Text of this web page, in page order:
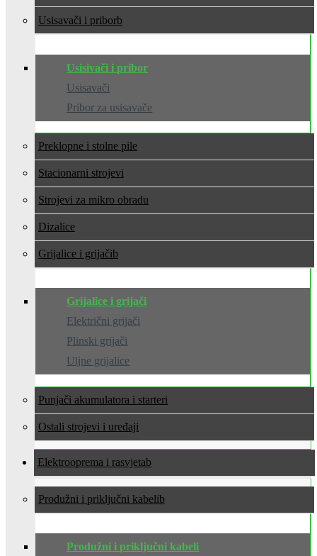
Usisavači i pribor
Usisivači i pribor
Usisavači
Pribor za usisavače
Preklopne i stolne pile
Stacionarni strojevi
Strojevi za mikro obradu
Dizalice
Grijalice i grijači
Grijalice i grijači
Električni grijači
Plinski grijači
Uljne grijalice
Punjači akumulatora i starteri
Ostali strojevi i uređaji
Elektrooprema i rasvjeta
Produžni i priključni kabeli
Produžni i priključni kabeli